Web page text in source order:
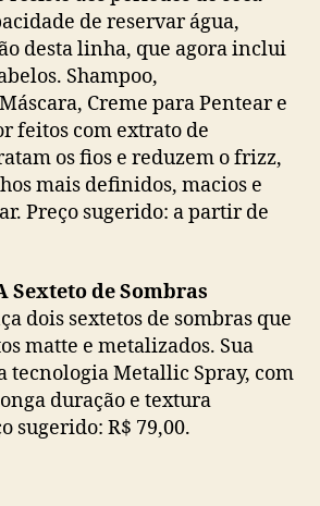
de reservar água,
desta linha, que agora inclui
Shampoo,
Creme para Pentear e
feitos com extrato de
os fios e reduzem o frizz,
mais definidos, macios e
Preço sugerido: a partir de
Sexteto de Sombras
dois sextetos de sombras que
matte e metalizados. Sua
tecnologia Metallic Spray, com
duração e textura
sugerido: R$ 79,00.